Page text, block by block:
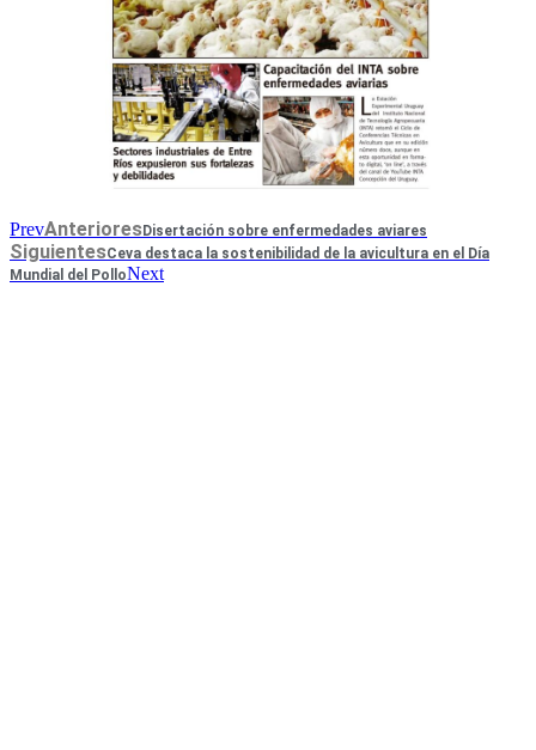
PrevAnterioresDisertación sobre enfermedades aviares
SiguientesCeva destaca la sostenibilidad de la avicultura en el Día
Mundial del PolloNext